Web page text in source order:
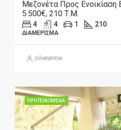
Μεζονέτα Προς Ενοικίαση
5.500€, 210 Τ.μ.
4 4 1 210
ΔΙΑΜΈΡΙΣΜΑ
silverarrow
ΠΡΟΤΕΙΝΌΜΕΝΑ